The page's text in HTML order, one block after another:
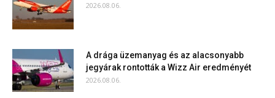
2026.08.06.
A drága üzemanyag és az alacsonyabb
jegyárak rontották a Wizz Air eredményét
2026.08.06.